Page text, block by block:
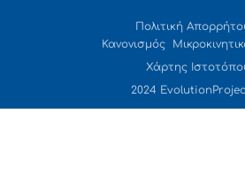
Πολιτική
Κανονισμός
Χάρτης
2024